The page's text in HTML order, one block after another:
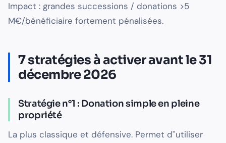
Impact : grandes successions / donations >5
M€/bénéficiaire fortement pénalisées.
7 stratégies à activer avant le 31
décembre 2026
Stratégie n°1 : Donation simple en pleine
propriété
La plus classique et défensive. Permet d''utiliser